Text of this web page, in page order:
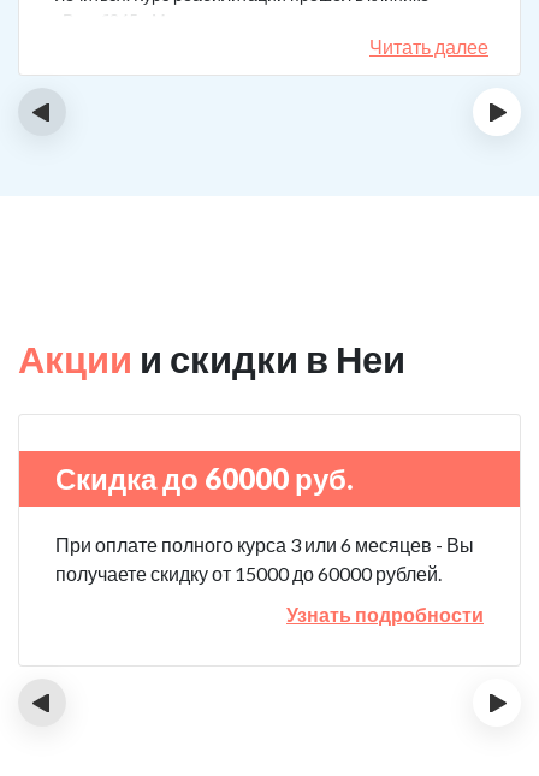
«Рехаб365». Много месяцев уже не принимаю.
Читать далее
‹ ›
Акции и скидки в Неи
Скидка до 60000 руб.
При оплате полного курса 3 или 6 месяцев - Вы
получаете скидку от 15000 до 60000 рублей.
Узнать подробности
‹ ›